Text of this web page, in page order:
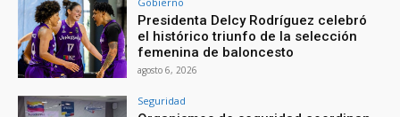
Presidenta Delcy Rodríguez celebró
el histórico triunfo de la selección
femenina de baloncesto
agosto 6, 2026
Seguridad